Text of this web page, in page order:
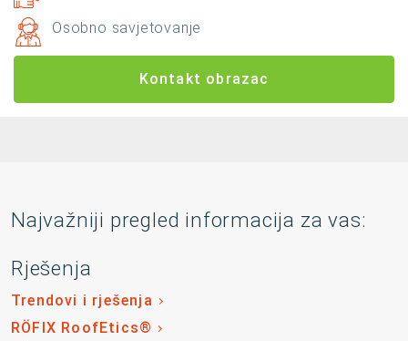
Osobno savjetovanje
Kontakt obrazac
Najvažniji pregled informacija za vas:
Rješenja
Trendovi i rješenja
RÖFIX RoofEtics®